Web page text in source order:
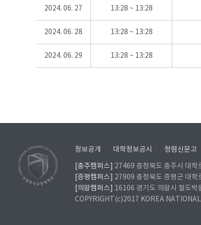
2024. 06. 27 13:28 ~ 13:28
2024. 06. 28 13:28 ~ 13:28
2024. 06. 29 13:28 ~ 13:28
정보공개 대학정보공시 청렴신문고
[충주캠퍼스]
27469 충청북도 충주시 대
[증평캠퍼스]
27909 충청북도 증평군 대
[의왕캠퍼스]
16106 경기도 의왕시 철도
COPYRIGHT(c)2017 KOREA